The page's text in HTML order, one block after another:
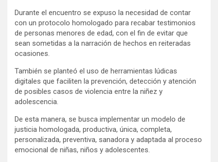
Durante el encuentro se expuso la necesidad de contar
con un protocolo homologado para recabar testimonios
de personas menores de edad, con el fin de evitar que
sean sometidas a la narración de hechos en reiteradas
ocasiones.
También se planteó el uso de herramientas lúdicas
digitales que faciliten la prevención, detección y atención
de posibles casos de violencia entre la niñez y
adolescencia.
De esta manera, se busca implementar un modelo de
justicia homologada, productiva, única, completa,
personalizada, preventiva, sanadora y adaptada al proceso
emocional de niñas, niños y adolescentes.